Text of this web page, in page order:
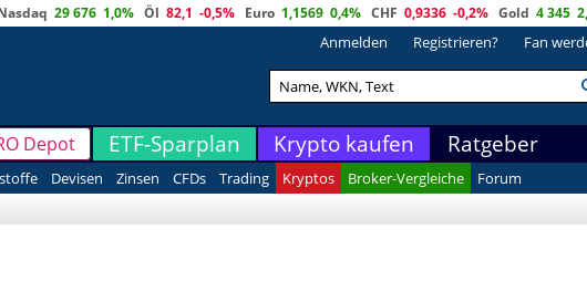
29 676 1,0% Öl 82,1 -0,5% Euro 1,1569 0,4% CHF 0,9336 -0,2% Gold 4 345
Anmelden Registrieren? Fan
Depot ETF-Sparplan Krypto kaufen Ratgeber
Devisen Zinsen CFDs Trading Kryptos Broker-Vergleiche
Forum